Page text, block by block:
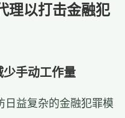
理以打击金融犯
手动工作量
日益复杂的金融犯罪模